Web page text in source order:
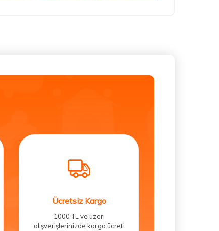
Ücretsiz Kargo
1000 TL ve üzeri
alışverişlerinizde kargo ücreti